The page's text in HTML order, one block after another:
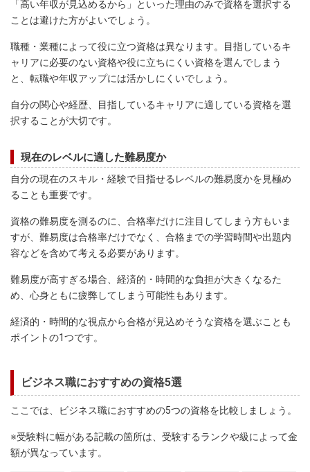
「高い年収が見込めるから」といった理由のみで資格を選択する
ことは避けた方がよいでしょう。
職種・業種によって役に立つ資格は異なります。目指しているキ
ャリアに必要のない資格や役に立ちにくい資格を選んでしまう
と、転職や年収アップには活かしにくいでしょう。
自分の関心や経歴、目指しているキャリアに適している資格を選
択することが大切です。
現在のレベルに適した難易度か
自分の現在のスキル・経験で目指せるレベルの難易度かを見極め
ることも重要です。
資格の難易度を測るのに、合格率だけに注目してしまう方もいま
すが、難易度は合格率だけでなく、合格までの学習時間や出題内
容などを含めて考える必要があります。
難易度が高すぎる場合、経済的・時間的な負担が大きくなるた
め、心身ともに疲弊してしまう可能性もあります。
経済的・時間的な視点から合格が見込めそうな資格を選ぶことも
ポイントの1つです。
ビジネス職におすすめの資格5選
ここでは、ビジネス職におすすめの5つの資格を比較しましょう。
※受験料に幅がある記載の箇所は、受験するランクや級によって金
額が異なっています。